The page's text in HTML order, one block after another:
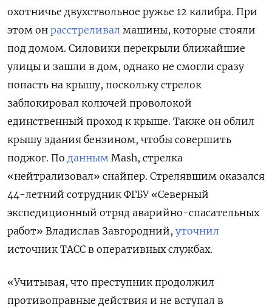
охотничье двухствольное ружье 12 калибра. При
этом он расстреливал машины, которые стояли
под домом. Силовики перекрыли ближайшие
улицы и зашли в дом, однако не смогли сразу
попасть на крышу, поскольку стрелок
заблокировал колючей проволокой
единственный проход к крыше. Также он облил
крышу здания бензином, чтобы совершить
поджог. По данным Mash, стрелка
«нейтрализовал» снайпер. Стрелявшим оказался
44-летний сотрудник ФГБУ «Северный
экспедиционный отряд аварийно-спасательных
работ» Владислав Завгородний, уточнил
источник ТАСС в оперативных службах.
«Учитывая, что преступник продолжил
противоправные действия и не вступал в